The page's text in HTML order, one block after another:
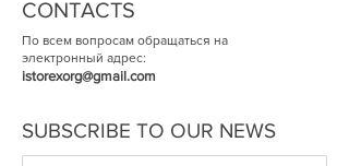
CONTACTS
По всем вопросам обращаться на
электронный адрес:
istorexorg@gmail.com
SUBSCRIBE TO OUR NEWS